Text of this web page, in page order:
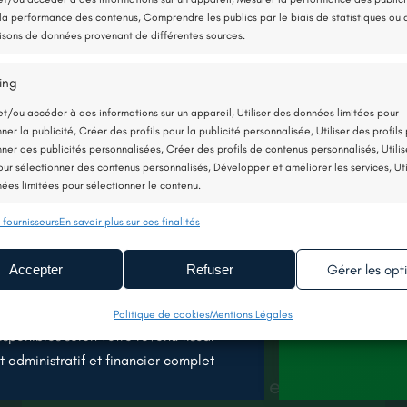
performance des contenus, Comprendre les publics par le biais de statistiques ou
de données provenant de différentes sources.
ou accéder à des informations sur un appareil, Utiliser des données limitées pour
la publicité, Créer des profils pour la publicité personnalisée, Utiliser des profils
des publicités personnalisées, Créer des profils de contenus personnalisés,
sélectionner des contenus personnalisés, Développer et améliorer les services,
limitées pour sélectionner le contenu.
correspondance et combiner des données à partir d’autres sources de
Relier différents appareils, Identifier les appareils en fonction des
la sécurité, prévenir et détecter la fraude et réparer les
Fournir et présenter des publicités et du contenu, Enregistrer
les choix en matière de confidentialité.
fournisseursEn savoir plus sur ces finalités
Accepter Refuser Gérer les
Politique de cookiesMentions Légales
Nettoyage d’une toiture et
très peu d’électricité : elle consomme
kWh de chaleur.
et économique
calories naturellement présentes dans l’air, et
est utilisée.
et sans engagement
locale et RGE
selon votre revenu fiscal
administratif et financier complet
Capte les
extérieur
Chauffe
moins
chauffage